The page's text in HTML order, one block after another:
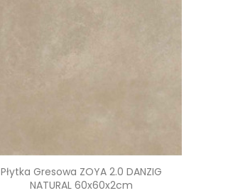
Płytka Gresowa ZOYA 2.0 DANZIG
NATURAL 60x60x2cm